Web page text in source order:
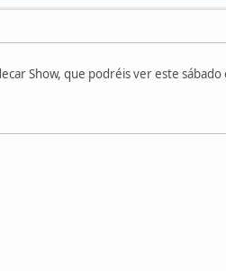
Show, que podréis ver este sábado